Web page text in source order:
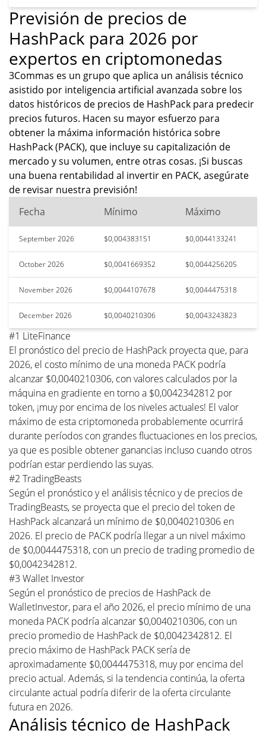
Previsión de precios de
HashPack para 2026 por
expertos en criptomonedas
3Commas es un grupo que aplica un análisis técnico
asistido por inteligencia artificial avanzada sobre los
datos históricos de precios de HashPack para predecir
precios futuros. Hacen su mayor esfuerzo para
obtener la máxima información histórica sobre
HashPack (PACK), que incluye su capitalización de
mercado y su volumen, entre otras cosas. ¡Si buscas
una buena rentabilidad al invertir en PACK, asegúrate
de revisar nuestra previsión!
Fecha
Mínimo Máximo
September 2026 $0,004383151 $0,0044133241
October 2026 $0,0041669352 $0,0044256205
November 2026 $0,0044107678 $0,0044475318
December 2026 $0,0040210306 $0,0043243823
#1 LiteFinance
El pronóstico del precio de HashPack proyecta que, para
2026, el costo mínimo de una moneda PACK podría
alcanzar $0,0040210306, con valores calculados por la
máquina en gradiente en torno a $0,0042342812 por
token, ¡muy por encima de los niveles actuales! El valor
máximo de esta criptomoneda probablemente ocurrirá
durante períodos con grandes fluctuaciones en los precios,
ya que es posible obtener ganancias incluso cuando otros
podrían estar perdiendo las suyas.
#2 TradingBeasts
Según el pronóstico y el análisis técnico y de precios de
TradingBeasts, se proyecta que el precio del token de
HashPack alcanzará un mínimo de $0,0040210306 en
2026. El precio de PACK podría llegar a un nivel máximo
de $0,0044475318, con un precio de trading promedio de
$0,0042342812.
#3 Wallet Investor
Según el pronóstico de precios de HashPack de
WalletInvestor, para el año 2026, el precio mínimo de una
moneda PACK podría alcanzar $0,0040210306, con un
precio promedio de HashPack de $0,0042342812. El
precio máximo de HashPack PACK sería de
aproximadamente $0,0044475318, muy por encima del
precio actual. Además, si la tendencia continúa, la oferta
circulante actual podría diferir de la oferta circulante
futura en 2026.
Análisis técnico de HashPack